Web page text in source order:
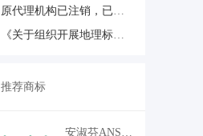
原代理机构已注销，已注册的商标能否变更代理机构？代理机构续展业务接盘的正确打开方式
《关于组织开展地理标志助力乡村振兴行动的通知》解读
推荐商标
安淑芬ANSUEFON
￥18,700